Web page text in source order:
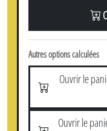
Autres options calculées
Ouvrir le
Ouvrir le